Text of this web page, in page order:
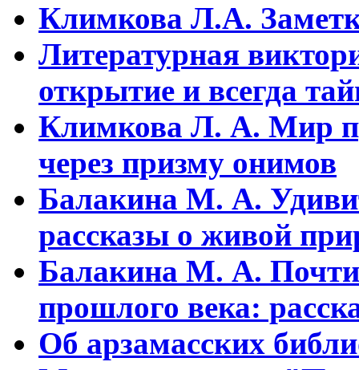
Климкова Л.А.
Литературная
открытие и всегда
Климкова Л. А. Мир
через призму онимов
Балакина М. А.
рассказы о живой
Балакина М. А. Почти
прошлого века:
Об арзамасских